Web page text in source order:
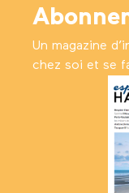
Un magazine
chez soi et se